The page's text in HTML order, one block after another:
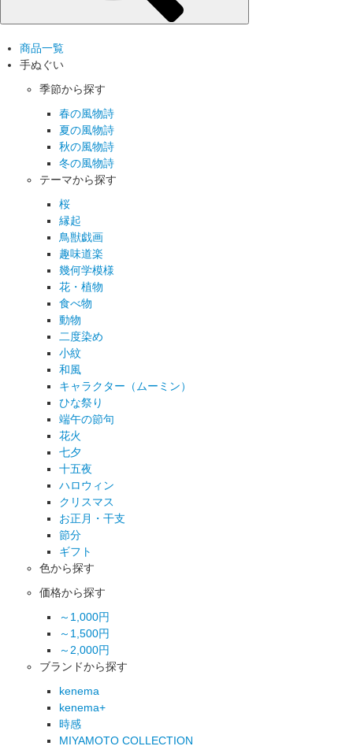
商品一覧
手ぬぐい
季節から探す
春の風物詩
夏の風物詩
秋の風物詩
冬の風物詩
テーマから探す
桜
縁起
鳥獣戯画
趣味道楽
幾何学模様
花・植物
食べ物
動物
二度染め
小紋
和風
キャラクター（ムーミン）
ひな祭り
端午の節句
花火
七夕
十五夜
ハロウィン
クリスマス
お正月・干支
節分
ギフト
色から探す
価格から探す
～1,000円
～1,500円
～2,000円
ブランドから探す
kenema
kenema+
時感
MIYAMOTO COLLECTION